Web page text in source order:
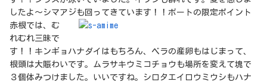
したよ～シマアジも回ってきています！！ボートの限定ポイント
赤根では、む
れむれ三昧で
す！！キンギョハナダイはもちろん、ベラの産卵もはじまって、
根頭は大賑わいです。ムラサキウミコチョウも場所を変えて塊で
３個体みつけました。いいですね。シロタエイロウミウシもハナ